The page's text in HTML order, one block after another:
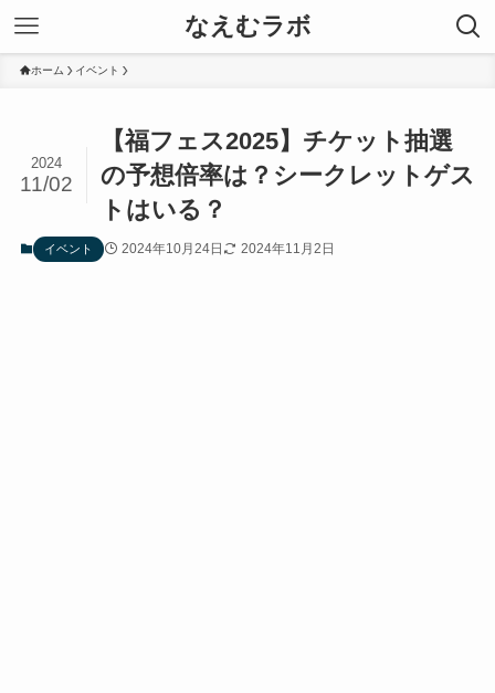
なえむラボ
ホーム イベント
【福フェス2025】チケット抽選
の予想倍率は？シークレットゲス
トはいる？
2024
11/02
イベント 2024年10月24日 2024年11月2日